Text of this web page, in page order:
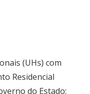
(UHs) com
Residencial
do Estado;